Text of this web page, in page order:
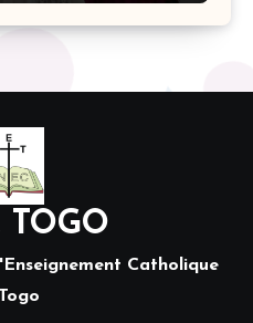
TOGO
Catholique